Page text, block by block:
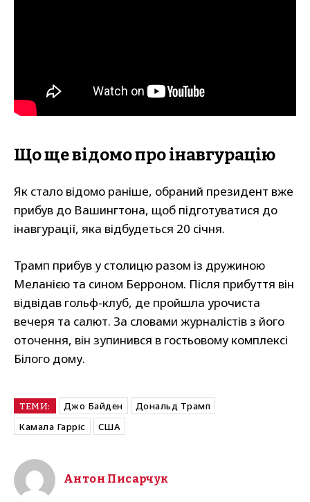
Що ще відомо про інавгурацію
Як стало відомо раніше, обраний президент вже
прибув до Вашингтона, щоб підготуватися до
інавгурації, яка відбудеться 20 січня.
Трамп прибув у столицю разом із дружиною
Меланією та сином Берроном. Після прибуття він
відвідав гольф-клуб, де пройшла урочиста
вечеря та салют. За словами журналістів з його
оточення, він зупинився в гостьовому комплексі
Білого дому.
ТЕМИ: Джо Байден
Дональд Трамп
Камала Гарріс
США
Антон Писарчук